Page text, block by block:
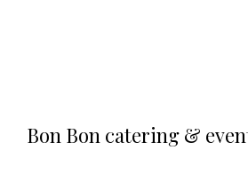
Bon Bon catering &